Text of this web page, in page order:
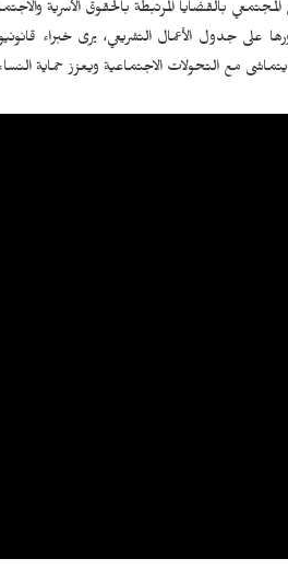
بالقضايا المرتبطة بالحقوق الأسرية
على جدول الأعمال التشريعي، يرى خبراء
مع التحولات الاجتماعية ويعزز حماية